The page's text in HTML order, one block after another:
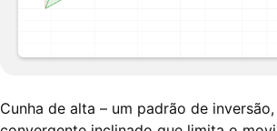
Cunha de alta – um padrão de